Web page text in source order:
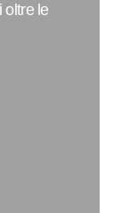
oltre le